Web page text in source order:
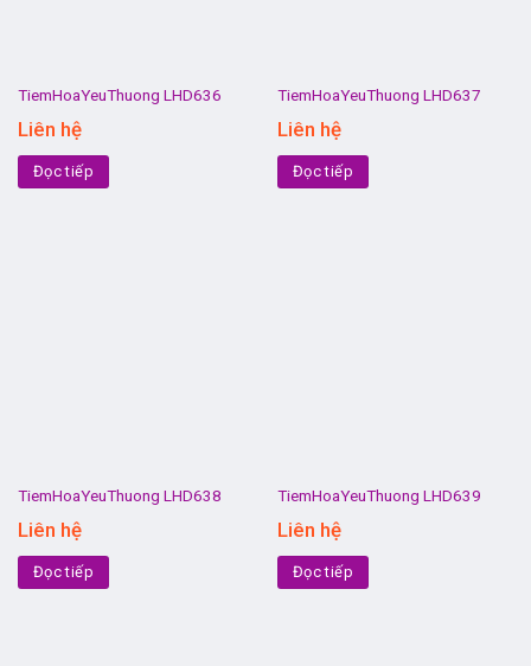
TiemHoaYeuThuong LHD636
Liên hệ
Đọc tiếp
TiemHoaYeuThuong LHD637
Liên hệ
Đọc tiếp
TiemHoaYeuThuong LHD638
Liên hệ
Đọc tiếp
TiemHoaYeuThuong LHD639
Liên hệ
Đọc tiếp